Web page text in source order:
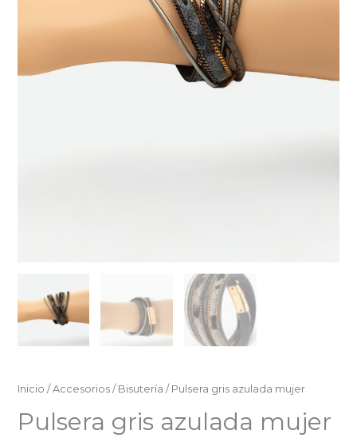
Inicio /Accesorios/ Bisutería / Pulsera gris azulada mujer
Pulsera gris azulada mujer